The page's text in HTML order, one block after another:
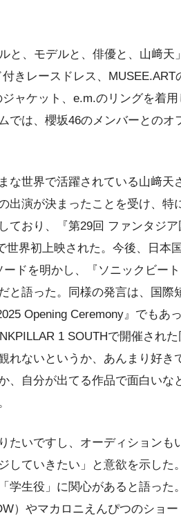
と、モデルと、俳優と、山﨑天
きレースドレス、MUSEE.ART
ャケット、e.m.のリングを着
では、櫻坂46のメンバーとのオ
な世界で活躍されている山﨑天
出演が決まったことを受け、特
ており、『第29回 ファンタジ
世界初上映された。今後、日本
ドを明かし、『ソニックビー
と語った。同様の発言は、国際
Opening Ceremony』でもあ
1 SOUTHで開催され
れないというか、あんまり好き
、自分が出てる作品で面白いな
たいですし、オーディションも
していきたい」と意欲を示した
学生役」に関心があると語った
）やマカロニえんぴつのショ